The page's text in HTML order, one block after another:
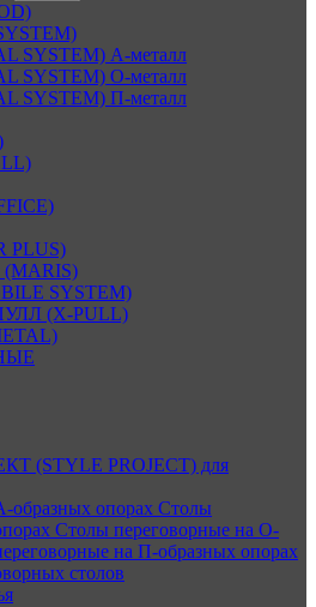
А-металл
О-металл
П-металл
SYSTEM)
(X-PULL)
(STYLE PROJECT) для
образных опорах Столы
Столы переговорные на О-
на П-образных опорах
столов